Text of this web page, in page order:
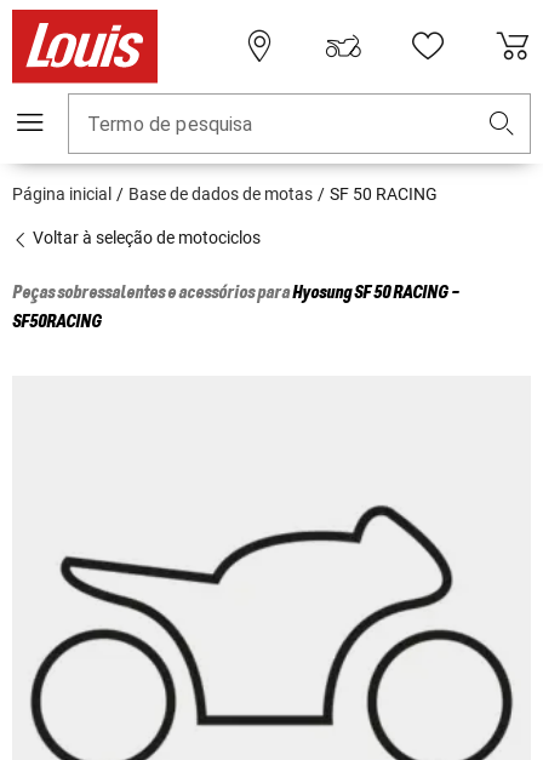
Termo de pesquisa
Página inicial Base de dados de motas SF 50 RACING
Voltar à seleção de motociclos
Peças sobressalentes e acessórios paraHyosungSF 50 RACING -
SF50RACING